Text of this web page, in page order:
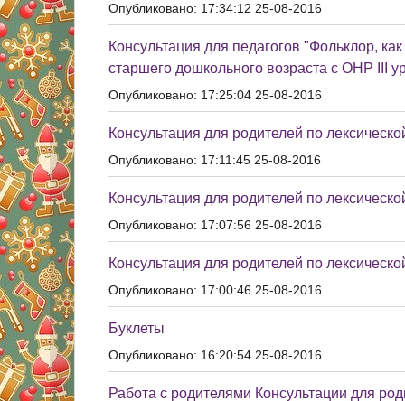
Опубликовано: 17:34:12 25-08-2016
Консультация для педагогов "Фольклор,
старшего дошкольного возраста с ОНР III
Опубликовано: 17:25:04 25-08-2016
Консультация для родителей по
Опубликовано: 17:11:45 25-08-2016
Консультация для родителей по
Опубликовано: 17:07:56 25-08-2016
Консультация для родителей по
Опубликовано: 17:00:46 25-08-2016
Буклеты
Опубликовано: 16:20:54 25-08-2016
Работа с родителями Консультации для